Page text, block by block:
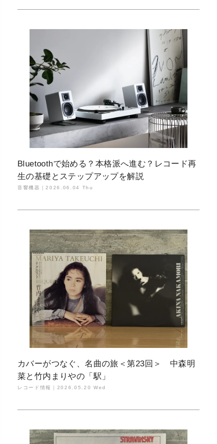
Bluetoothで始める？本格派へ進む？レコード再
生の基礎とステップアップを解説
音響機器｜2026.06.04 Thu
カバーがつなぐ、名曲の旅＜第23回＞ 中森明
菜と竹内まりやの「駅」
レコード情報｜ 2026.05.20 Wed